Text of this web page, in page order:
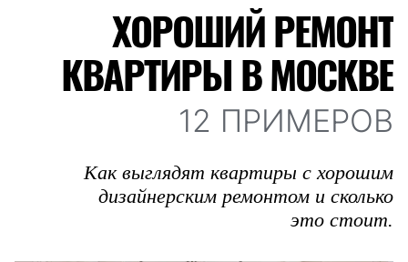
ХОРОШИЙ РЕМОНТ
КВАРТИРЫ В МОСКВЕ
12 ПРИМЕРОВ
Как выглядят квартиры с хорошим
дизайнерским ремонтом и сколько
это стоит.